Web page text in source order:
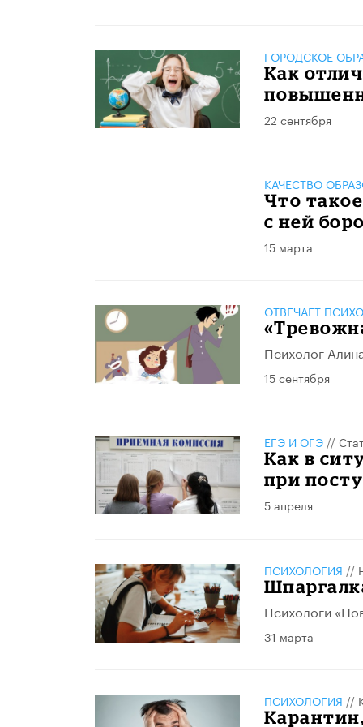
ГОРОДСКОЕ
Как
22 сентября
КАЧЕСТВО
Что
с ней
15 марта
ОТВЕЧАЕТ
Психолог
15 сентября
ЕГЭ И ОГЭ//
Как в
при
5 апреля
ПСИХОЛОГИЯ //
Психологи
31 марта
ПСИХОЛОГИЯ //